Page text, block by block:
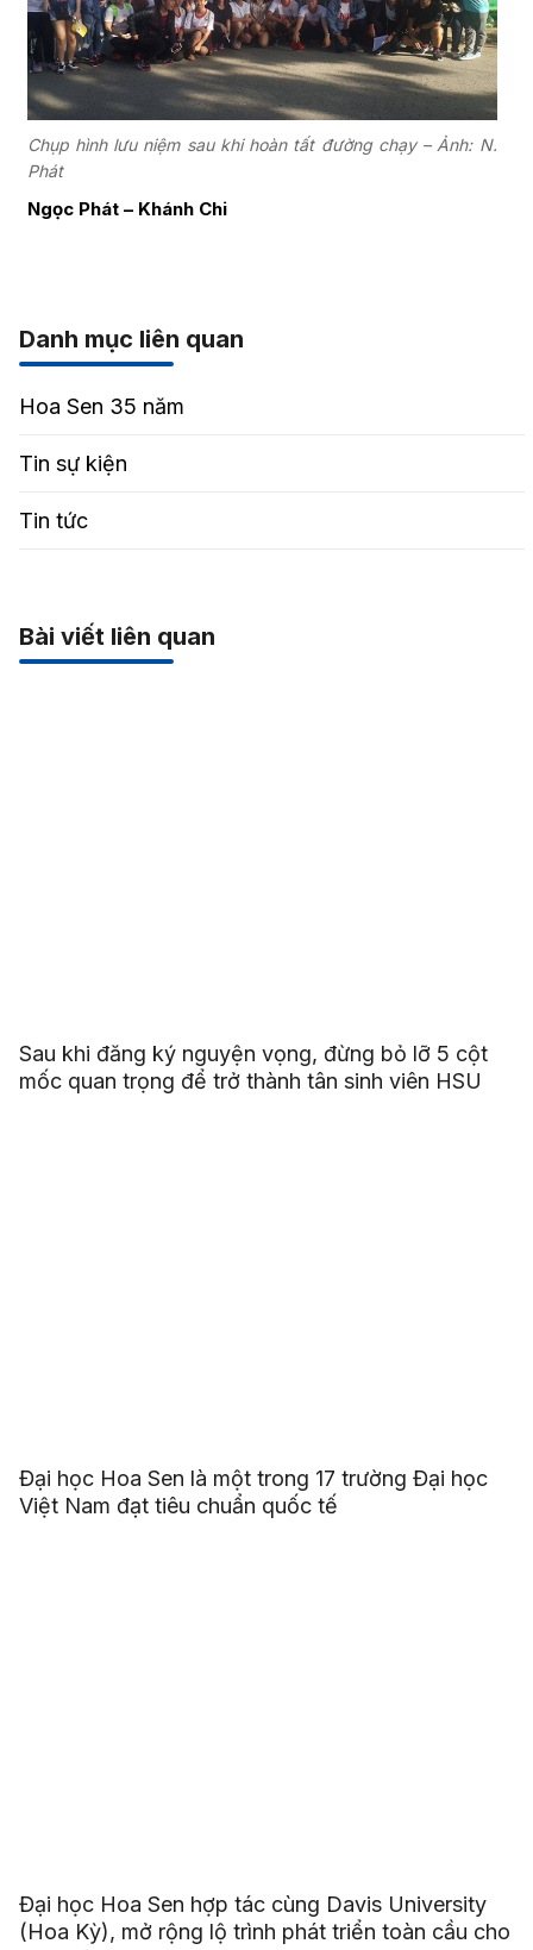
Chụp hình lưu niệm sau khi hoàn tất đường chạy – Ảnh: N.
Phát
Ngọc Phát – Khánh Chi
Danh mục liên quan
Hoa Sen 35 năm
Tin sự kiện
Tin tức
Bài viết liên quan
Sau khi đăng ký nguyện vọng, đừng bỏ lỡ 5 cột
mốc quan trọng để trở thành tân sinh viên HSU
Đại học Hoa Sen là một trong 17 trường Đại học
Việt Nam đạt tiêu chuẩn quốc tế
Đại học Hoa Sen hợp tác cùng Davis University
(Hoa Kỳ), mở rộng lộ trình phát triển toàn cầu cho